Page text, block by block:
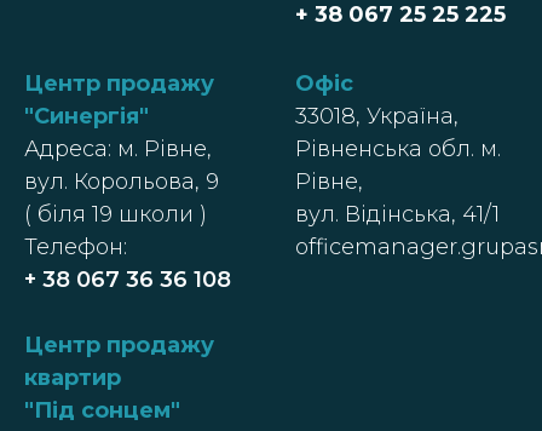
+ 38 067 25 25 225
Центр продажу
"Синергія"
Адреса: м. Рівне,
вул. Корольова, 9
( біля 19 школи )
Телефон:
+ 38 067 36 36 108
Центр продажу
квартир
"Під сонцем"
Офіс
33018, Україна,
Рівненська обл. м.
Рівне,
вул. Відінська, 41/1